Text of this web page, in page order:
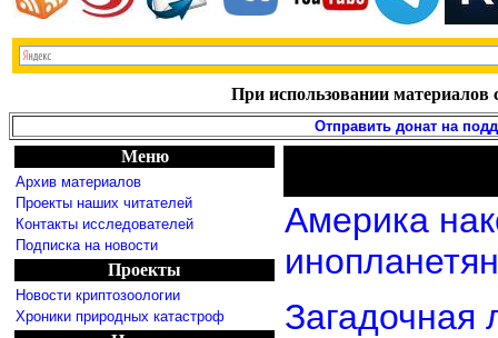
При использовании материалов
Отправить донат на
Меню
Архив материалов
Проекты наших читателей
Контакты исследователей
Подписка на новости
Проекты
Новости криптозоологии
Хроники природных катастроф
Америка
инопланетян
Загадочная